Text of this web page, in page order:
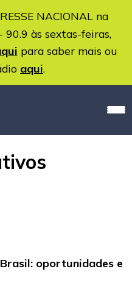
NACIONAL na
90.9 às sextas-feiras,
para saber mais ou
aqui.
oportunidades e